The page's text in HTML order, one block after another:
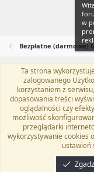
Bezpłatne (darmowe)
Flat Awesome +
Kontakt
Regulamin
TwitterKontakt
RSS
Community platform by
Email Check by MPM.PM
w
Ta strona
zalogowanego
korzystaniem z
dopasowania treści
oglądalności czy
możliwość
przeglądarki
wykorzystywanie cookies
ustawień